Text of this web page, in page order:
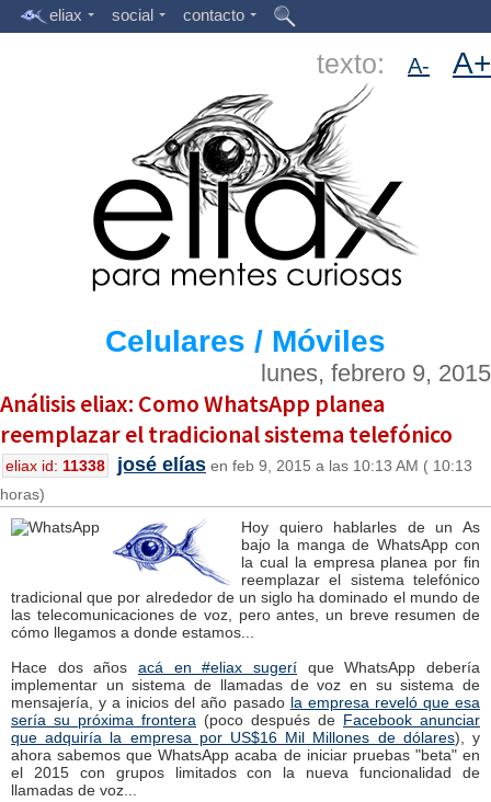
eliax social contacto
texto: A- A+
Celulares / Móviles
lunes, febrero 9, 2015
Análisis eliax: Como WhatsApp planea
reemplazar el tradicional sistema telefónico
eliax id: 11338 josé elías en feb 9, 2015 a las 10:13 AM ( 10:13
horas)
Hoy quiero hablarles de un As
bajo la manga de WhatsApp con
la cual la empresa planea por fin
reemplazar el sistema telefónico
tradicional que por alrededor de un siglo ha dominado el mundo de
las telecomunicaciones de voz, pero antes, un breve resumen de
cómo llegamos a donde estamos...
Hace dos años acá en #eliax sugerí que WhatsApp debería
implementar un sistema de llamadas de voz en su sistema de
mensajería, y a inicios del año pasado la empresa reveló que esa
sería su próxima frontera (poco después de Facebook anunciar
que adquiría la empresa por US$16 Mil Millones de dólares), y
ahora sabemos que WhatsApp acaba de iniciar pruebas "beta" en
el 2015 con grupos limitados con la nueva funcionalidad de
llamadas de voz...